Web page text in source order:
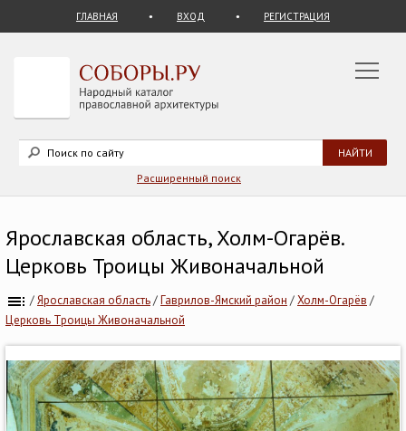
ГЛАВНАЯ ВХОД РЕГИСТРАЦИЯ
Расширенный поиск
Ярославская область, Холм-Огарёв.
Церковь Троицы Живоначальной
/Ярославская область/Гаврилов-Ямский район /Холм-Огарёв /
Церковь Троицы Живоначальной